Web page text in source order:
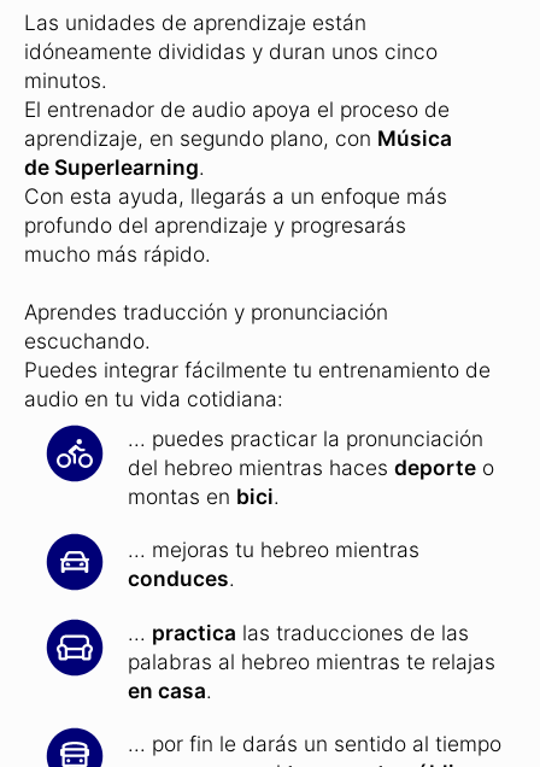
Luego tienes un tiempo para pensar la
palabra en hebreo.
Tras este, un
hablante nativo hebreo te
dará la solución
Las unidades de aprendizaje están
idóneamente divididas y duran unos cinco
minutos.
El entrenador de audio apoya el proceso de
aprendizaje, en segundo plano, con
de Superlearning.
Con esta ayuda, llegarás a un enfoque más
profundo del aprendizaje y progresarás
mucho más rápido.
Aprendes traducción y pronunciación
escuchando.
Puedes integrar fácilmente tu entrenamiento de
audio en tu vida cotidiana:
... puedes practicar la pronunciación
montas en bici .
... mejoras tu hebreo mientras